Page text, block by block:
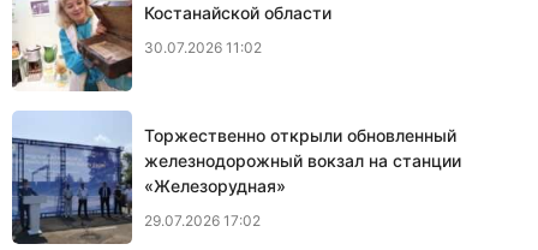
Костанайской области
30.07.2026 11:02
Торжественно открыли обновленный
железнодорожный вокзал на станции
«Железорудная»
29.07.2026 17:02